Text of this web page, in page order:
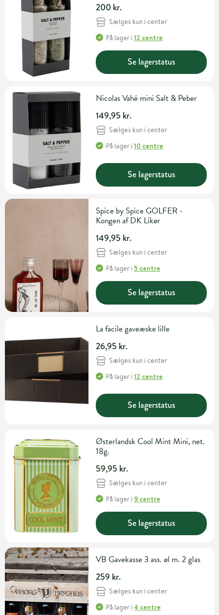
200 kr.
Sælges kun i center
På lager i12 centre
Se lagerstatus
Nicolas Vahé mini Salt & Peber
149,95 kr.
Sælges kun i center
På lager i10 centre
Se lagerstatus
Spice by Spice GOLFER -
Kongen af DK Likør
149,95 kr.
Sælges kun i center
På lager i5 centre
Se lagerstatus
La facile gaveæske lille
26,95 kr.
Sælges kun i center
På lager i12 centre
Se lagerstatus
Østerlandsk Cool Mint Mini, net.
18g.
59,95 kr.
Sælges kun i center
På lager i 9 centre
Se lagerstatus
VB Gavekasse 3 ass. øl m. 2 glas
259 kr.
Sælges kun i center
På lager i4 centre